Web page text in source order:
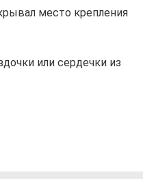
место крепления
или сердечки из